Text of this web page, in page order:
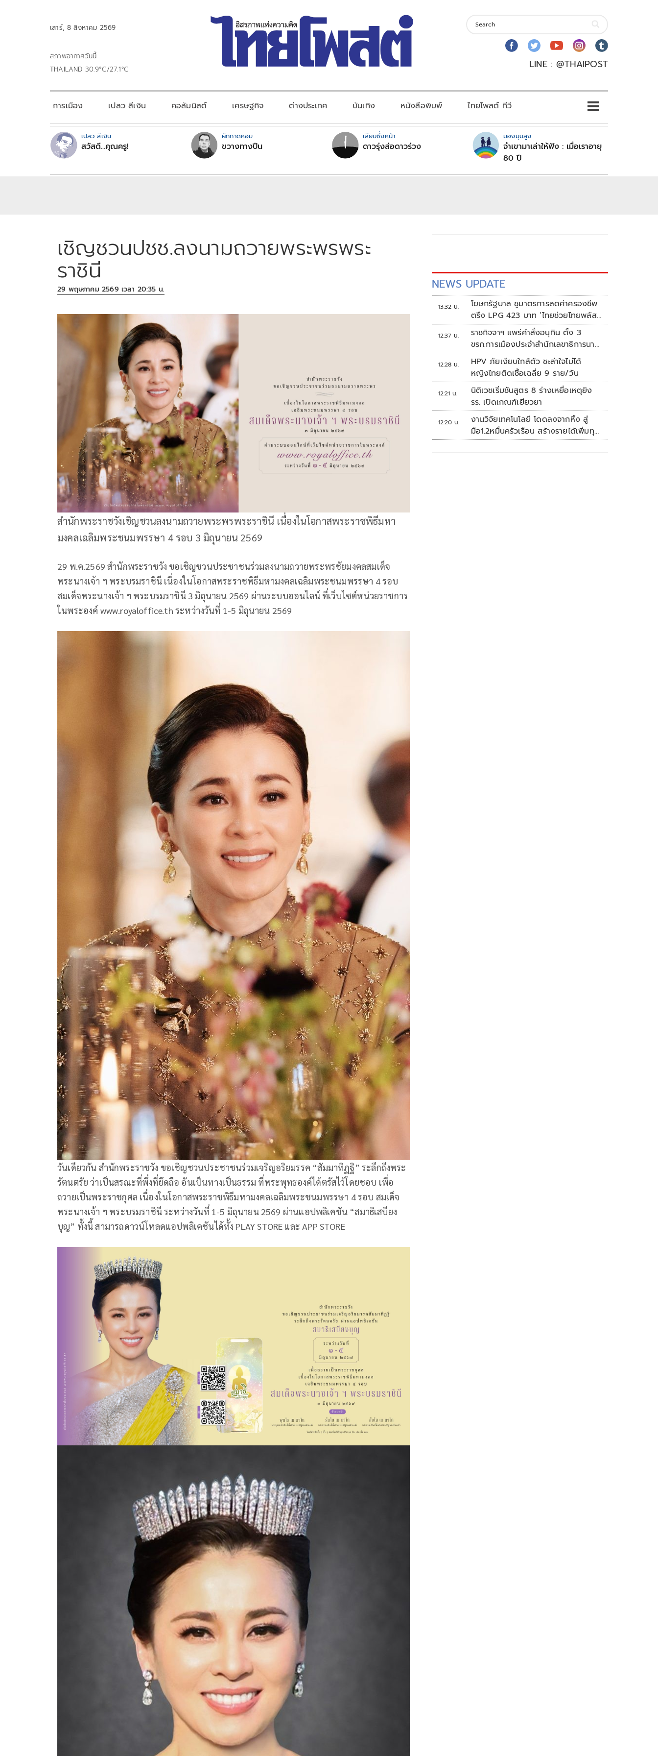
เสาร์, 8 สิงหาคม 2569
สภาพอากาศวันนี้
THAILAND 30.9°C/27.1°C
LINE : @THAIPOST
การเมือง เปลว สีเงิน คอลัมนิสต์ เศรษฐกิจ ต่างประเทศ บันเทิง หนังสือพิมพ์ ไทยโพสต์ ทีวี
เปลว สีเงิน
สวัสดี...คุณครู!
ผักกาดหอม
ขวางทางปืน
เสียบซึ่งหน้า
ดาวรุ่งส่อดาวร่วง
มองมุมสูง
จำเขามาเล่าให้ฟัง : เมื่อเราอายุ
80 ปี
เชิญชวนปชช.ลงนามถวายพระพรพระ
ราชินี
29 พฤษภาคม 2569 เวลา 20:35 น.
สำนักพระราชวังเชิญชวนลงนามถวายพระพรพระราชินี เนื่องในโอกาสพระราชพิธีมหา
มงคลเฉลิมพระชนมพรรษา 4 รอบ 3 มิถุนายน 2569
29 พ.ค.2569 สำนักพระราชวัง ขอเชิญชวนประชาชนร่วมลงนามถวายพระพรชัยมงคลสมเด็จ
พระนางเจ้า ฯ พระบรมราชินี เนื่องในโอกาสพระราชพิธีมหามงคลเฉลิมพระชนมพรรษา 4 รอบ
สมเด็จพระนางเจ้า ฯ พระบรมราชินี 3 มิถุนายน 2569 ผ่านระบบออนไลน์ ที่เว็บไซต์หน่วยราชการ
ในพระองค์ www.royaloffice.th ระหว่างวันที่ 1-5 มิถุนายน 2569
วันเดียวกัน สำนักพระราชวัง ขอเชิญชวนประชาชนร่วมเจริญอริยมรรค “สัมมาทิฏฐิ” ระลึกถึงพระ
รัตนตรัย ว่าเป็นสรณะที่พึ่งที่ยึดถือ อันเป็นทางเป็นธรรม ที่พระพุทธองค์ได้ตรัสไว้โดยชอบ เพื่อ
ถวายเป็นพระราชกุศล เนื่องในโอกาสพระราชพิธีมหามงคลเฉลิมพระชนมพรรษา 4 รอบ สมเด็จ
พระนางเจ้า ฯ พระบรมราชินี ระหว่างวันที่ 1-5 มิถุนายน 2569 ผ่านแอปพลิเคชัน “สมาธิเสบียง
บุญ” ทั้งนี้ สามารถดาวน์โหลดแอปพลิเคชันได้ทั้ง PLAY STORE และ APP STORE
NEWS UPDATE
13:32 น.
โฆษกรัฐบาล ชูมาตรการลดค่าครองชีพ
ตรึง LPG 423 บาท ‘ไทยช่วยไทยพลัส’
ดันเงินหมุนแสนล้าน
12:37 น.
ราชกิจจาฯ แพร่คำสั่งอนุทิน ตั้ง 3
ขรก.การเมืองประจำสำนักเลขาธิการนา
ยกฯ
12:28 น.
HPV ภัยเงียบใกล้ตัว ชะล่าใจไม่ได้
หญิงไทยติดเชื้อเฉลี่ย 9 ราย/วัน
12:21 น.
นิติเวชเริ่มชันสูตร 8 ร่างเหยื่อเหตุยิง
รร. เปิดเกณฑ์เยียวยา
12:20 น.
งานวิจัยเทคโนโลยี โดดลงจากหิ้ง สู่
มือ1.2หมื่นครัวเรือน สร้างรายได้เพิ่มทุก
เดือน